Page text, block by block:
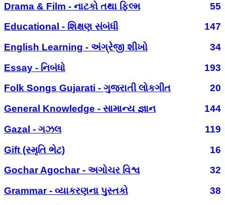
Drama & Film - નાટકો તથા ફિલ્મ
55
Educational - શિક્ષણ સંબંધી
147
English Learning - અંગ્રેજી શીખો
34
Essay - નિબંધો
193
Folk Songs Gujarati - ગુજરાતી લોકગીત
20
General Knowledge - સામાન્ય જ્ઞાન
144
Gazal - ગઝલ
119
Gift (સ્મૃતિ ભેટ)
16
Gochar Agochar - અગોચર વિશ્વ
32
Grammar - વ્યાકરણના પુસ્તકો
38